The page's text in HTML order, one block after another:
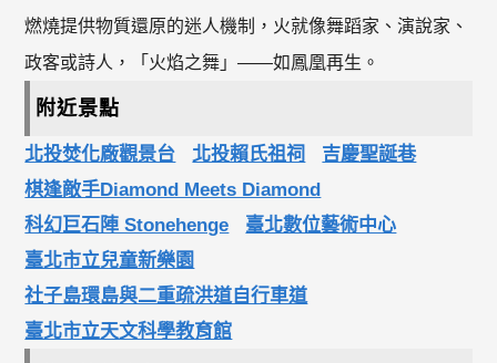
燃燒提供物質還原的迷人機制，火就像舞蹈家、演說家、
政客或詩人，「火焰之舞」——如鳳凰再生。
附近景點
北投焚化廠觀景台 北投賴氏祖祠
吉慶聖誕巷
棋逢敵手Diamond Meets Diamond
科幻巨石陣 Stonehenge
臺北數位藝術中心
臺北市立兒童新樂園
社子島環島與二重疏洪道自行車道
臺北市立天文科學教育館